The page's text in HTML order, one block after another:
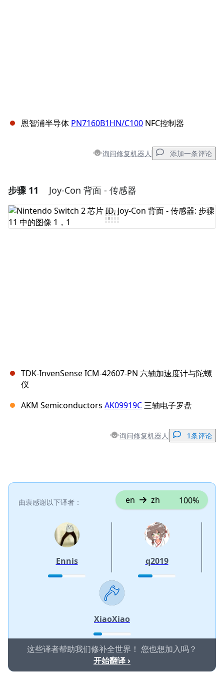
恩智浦半导体 PN7160B1HN/C100 NFC控制器
询问修复机器人 添加一条评论
添加一条评论
添加评论
步骤 11 Joy-Con 背面 - 传感器
TDK-InvenSense ICM-42607-PN 六轴加速度计与陀螺
仪
AKM Semiconductors AK09919C三轴电子罗盘
询问修复机器人 1条评论
添加评论
取消
由衷感谢以下译者： en zh 100%
Ennis q2019
XiaoXiao
这些译者帮助我们修补全世界！ 您也想加入吗？
开始翻译 ›